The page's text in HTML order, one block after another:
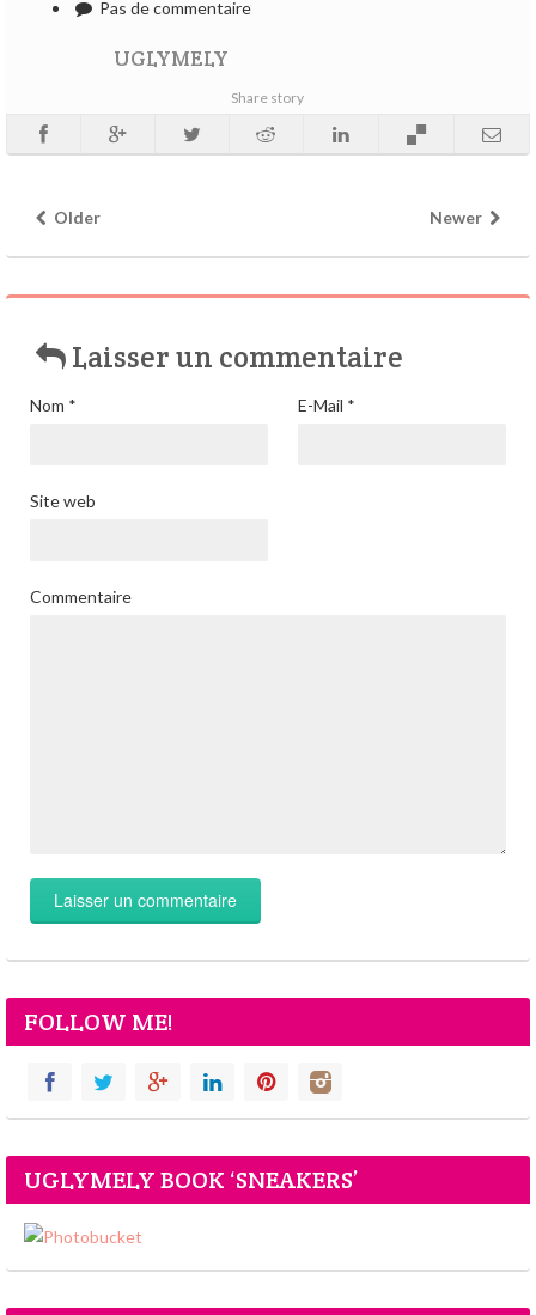
Pas de commentaire
UGLYMELY
Share story
Older Newer
Laisser un commentaire
Nom * E-Mail *
Site web
Commentaire
FOLLOW ME!
UGLYMELY BOOK ‘SNEAKERS’